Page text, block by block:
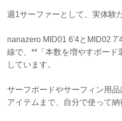
週1サーファーとして、実体験
nanazero MID01 6'4とMID02
線で、**「本数を増やすボー
しています。
サーフボードやサーフィン用
アイテムまで、自分で使って